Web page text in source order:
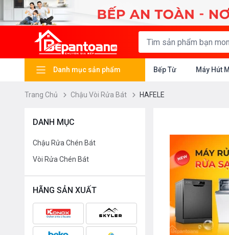
Danh mục sản phẩm Bếp Từ Máy Hút
Trang Chủ Chậu Vòi Rửa Bát HAFELE
DANH MỤC
Chậu Rửa Chén Bát
Vòi Rửa Chén Bát
HÃNG SẢN XUẤT